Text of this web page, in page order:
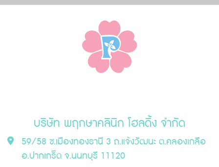
บริษัท พฤกษาคลินิก โฮลดิ้ง จำกัด
59/58 ซ.เมืองทองธานี 3 ถ.แจ้งวัฒนะ ต.คลองเกลือ
อ.ปากเกร็ด จ.นนทบุรี 11120